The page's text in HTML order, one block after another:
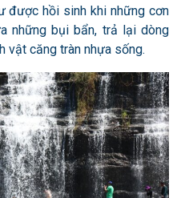
được hồi sinh khi những cơn
những bụi bẩn, trả lại dòng
vật căng tràn nhựa sống.